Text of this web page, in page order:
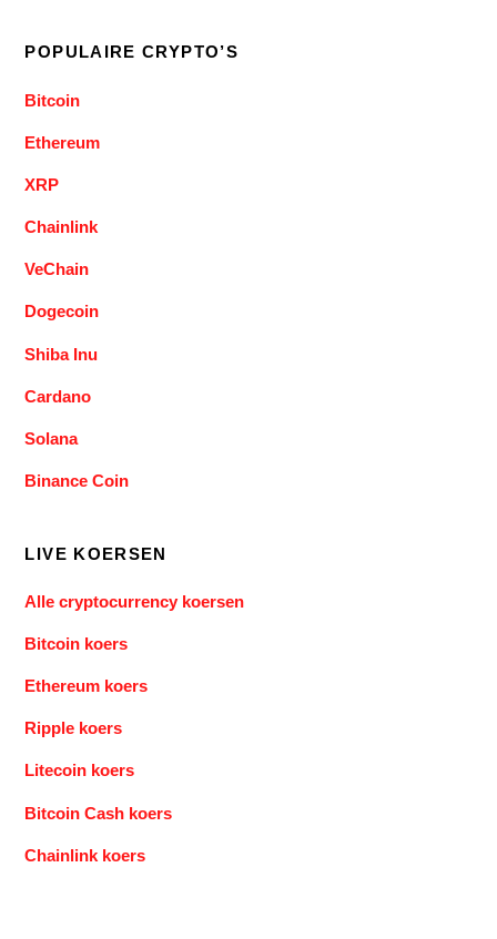
POPULAIRE CRYPTO’S
Bitcoin
Ethereum
XRP
Chainlink
VeChain
Dogecoin
Shiba Inu
Cardano
Solana
Binance Coin
LIVE KOERSEN
Alle cryptocurrency koersen
Bitcoin koers
Ethereum koers
Ripple koers
Litecoin koers
Bitcoin Cash koers
Chainlink koers